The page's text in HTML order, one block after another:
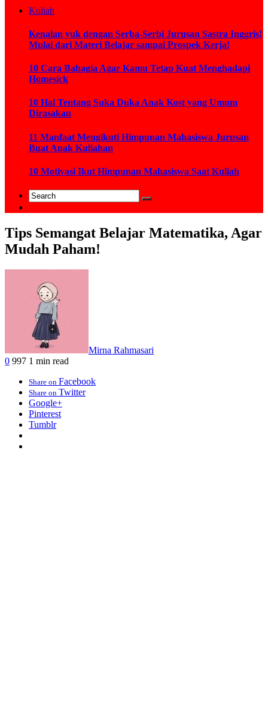
Kuliah
Kenalan yuk dengan Serba-Serbi Jurusan Sastra Inggris!
Mulai dari Materi Belajar sampai Prospek Kerja!
10 Cara Bahagia Agar Kamu Tetap Kuat Menghadapi
Homesick
10 Hal Tentang Suka Duka Anak Kost yang Umum
Dirasakan
11 Manfaat Mengikuti Himpunan Mahasiswa Jurusan
Buat Anak Kuliahan
10 Motivasi Ikut Himpunan Mahasiswa Saat Kuliah
Tips Semangat Belajar Matematika, Agar
Mudah Paham!
Mirna Rahmasari
0 997 1 min read
Share on Facebook
Share on Twitter
Google+
Pinterest
Tumblr